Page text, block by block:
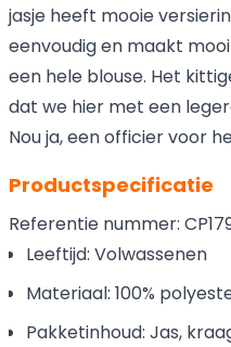
jasje heeft mooie
eenvoudig en maakt
een hele blouse. Het
dat we hier met een
Nou ja, een officier voor
Productspecificatie
Referentie nummer:
Leeftijd: Volwassenen
Materiaal: 100%
Pakketinhoud: Jas,